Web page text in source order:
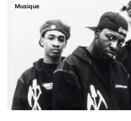
Musique